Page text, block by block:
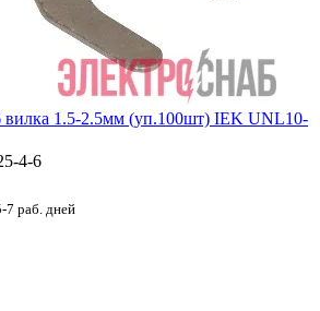
1.5-2.5мм (уп.100шт) IEK UNL10-
4-6
7 раб. дней